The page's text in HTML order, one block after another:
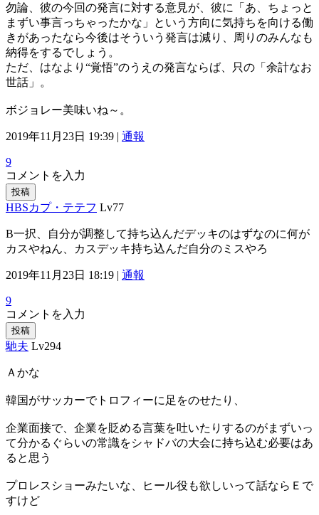
勿論、彼の今回の発言に対する意見が、彼に「あ、ちょっと
まずい事言っちゃったかな」という方向に気持ちを向ける働
きがあったなら今後はそういう発言は減り、周りのみんなも
納得をするでしょう。
ただ、はなより“覚悟”のうえの発言ならば、只の「余計なお
世話」。
ボジョレー美味いね～。
2019年11月23日 19:39 | 通報
9
コメントを入力
投稿
HBSカプ・テテフ Lv77
B一択、自分が調整して持ち込んだデッキのはずなのに何が
カスやねん、カスデッキ持ち込んだ自分のミスやろ
2019年11月23日 18:19 | 通報
9
コメントを入力
投稿
馳夫 Lv294
Ａかな
韓国がサッカーでトロフィーに足をのせたり、
企業面接で、企業を貶める言葉を吐いたりするのがまずいっ
て分かるぐらいの常識をシャドバの大会に持ち込む必要はあ
ると思う
プロレスショーみたいな、ヒール役も欲しいって話ならＥで
すけど